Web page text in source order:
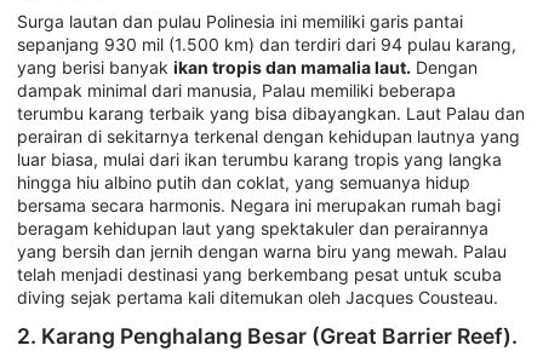
Surga lautan dan pulau Polinesia ini memiliki garis pantai
sepanjang 930 mil (1.500 km) dan terdiri dari 94 pulau karang,
yang berisi banyak ikan tropis dan mamalia laut. Dengan
dampak minimal dari manusia, Palau memiliki beberapa
terumbu karang terbaik yang bisa dibayangkan. Laut Palau dan
perairan di sekitarnya terkenal dengan kehidupan lautnya yang
luar biasa, mulai dari ikan terumbu karang tropis yang langka
hingga hiu albino putih dan coklat, yang semuanya hidup
bersama secara harmonis. Negara ini merupakan rumah bagi
beragam kehidupan laut yang spektakuler dan perairannya
yang bersih dan jernih dengan warna biru yang mewah. Palau
telah menjadi destinasi yang berkembang pesat untuk scuba
diving sejak pertama kali ditemukan oleh Jacques Cousteau.
2. Karang Penghalang Besar (Great Barrier Reef).